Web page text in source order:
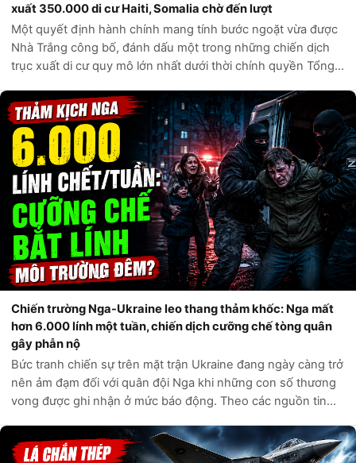
xuất 350.000 di cư Haiti, Somalia chờ đến lượt
Một quyết định hành chính mang tính bước ngoặt vừa được
Nhà Trắng công bố, đánh dấu một trong những chiến dịch
trục xuất di cư quy mô lớn nhất dưới thời chính quyền Tổng
An ninh Nội địa Hoa Kỳ,...
Chiến trường Nga-Ukraine leo thang thảm khốc: Nga mất
hơn 6.000 lính một tuần, chiến dịch cưỡng chế tòng quân
gây phẫn nộ
Bức tranh chiến sự trên mặt trận Ukraine đang ngày càng trở
nên ảm đạm đối với quân đội Nga khi những con số thương
vong được ghi nhận ở mức báo động. Theo các nguồn tin
vòng một tuần qua, q...